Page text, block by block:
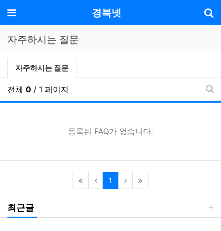
메뉴 경북넷
자주하시는 질문
자주하시는질문 분류 목록
현재 분류
자주하시는 질문
전체 0 / 1 페이지
등록된 FAQ가 없습니다.
1 (current)
최근글